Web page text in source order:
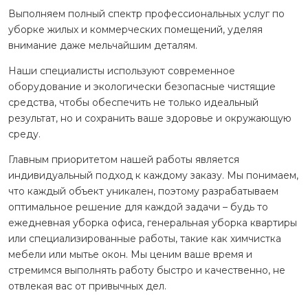
Выполняем полный спектр профессиональных услуг по
уборке жилых и коммерческих помещений, уделяя
внимание даже мельчайшим деталям.
Наши специалисты используют современное
оборудование и экологически безопасные чистящие
средства, чтобы обеспечить не только идеальный
результат, но и сохранить ваше здоровье и окружающую
среду.
Главным приоритетом нашей работы является
индивидуальный подход к каждому заказу. Мы понимаем,
что каждый объект уникален, поэтому разрабатываем
оптимальное решение для каждой задачи – будь то
ежедневная уборка офиса, генеральная уборка квартиры
или специализированные работы, такие как химчистка
мебели или мытье окон. Мы ценим ваше время и
стремимся выполнять работу быстро и качественно, не
отвлекая вас от привычных дел.